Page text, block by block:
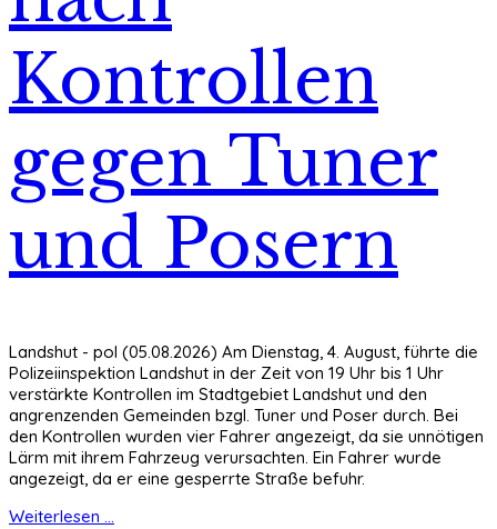
Kontrollen
gegen Tuner
und Posern
Landshut - pol (05.08.2026) Am Dienstag, 4. August, führte die
Polizeiinspektion Landshut in der Zeit von 19 Uhr bis 1 Uhr
verstärkte Kontrollen im Stadtgebiet Landshut und den
angrenzenden Gemeinden bzgl. Tuner und Poser durch. Bei
den Kontrollen wurden vier Fahrer angezeigt, da sie unnötigen
Lärm mit ihrem Fahrzeug verursachten. Ein Fahrer wurde
angezeigt, da er eine gesperrte Straße befuhr.
Weiterlesen ...